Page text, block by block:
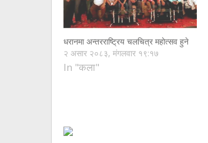
धरानमा अन्तरराष्ट्रिय चलचित्र महोत्सव हुने
२ असार २०८३, मंगलवार १९:१७
In "कला"